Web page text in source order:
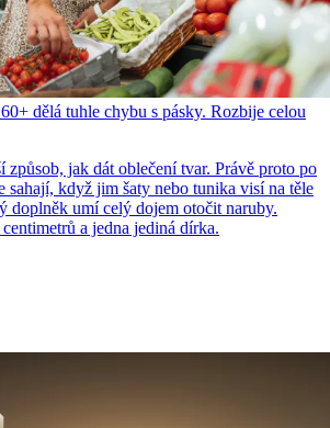
dělá tuhle chybu s pásky. Rozbije celou
způsob, jak dát oblečení tvar. Právě proto po
sahají, když jim šaty nebo tunika visí na těle
doplněk umí celý dojem otočit naruby.
a jedna jediná dírka.